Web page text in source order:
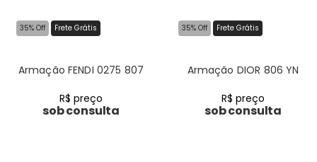
35% Off Frete Grátis
Armação FENDI 0275 807
R$ preço
sob consulta
35% Off Frete Grátis
Armação DIOR 806 YN
R$ preço
sob consulta